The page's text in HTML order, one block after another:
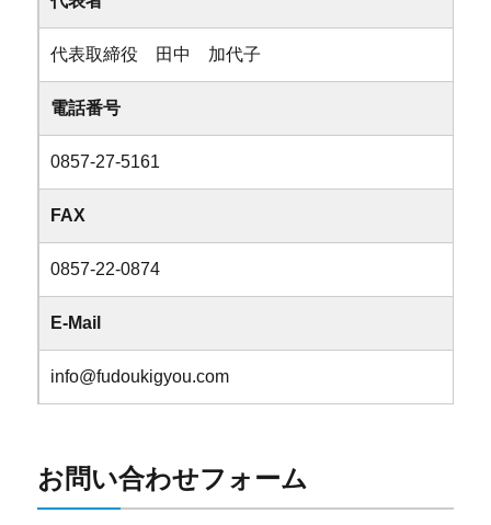
代表取締役 田中 加代子
電話番号
0857-27-5161
FAX
0857-22-0874
E-Mail
info@fudoukigyou.com
お問い合わせフォーム